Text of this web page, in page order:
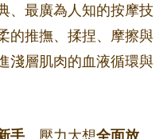
、最廣為人知的按摩技
的推撫、揉捏、摩擦與
淺層肌肉的血液循環與